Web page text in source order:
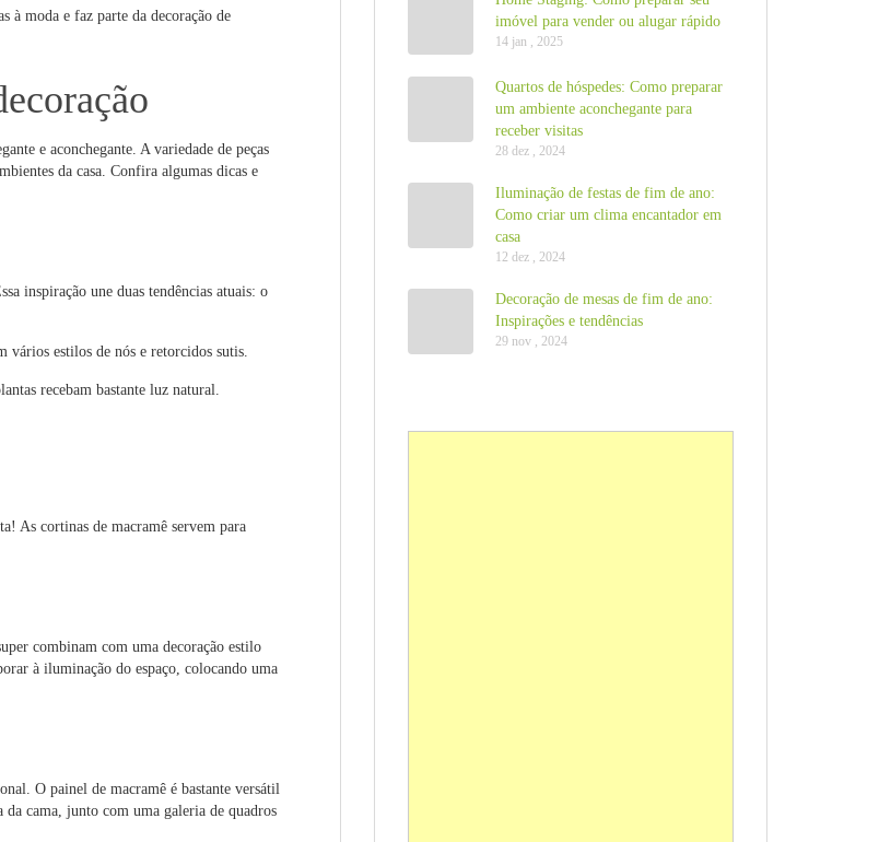
à moda e faz parte da decoração de
e aconchegante. A variedade de peças
da casa. Confira algumas dicas e
inspiração une duas tendências atuais: o
vários estilos de nós e retorcidos sutis.
recebam bastante luz natural.
As cortinas de macramê servem para
combinam com uma decoração estilo
à iluminação do espaço, colocando uma
O painel de macramê é bastante versátil
da cama, junto com uma galeria de quadros
imóvel para vender ou alugar rápido
14 jan , 2025
Quartos de hóspedes: Como preparar
um ambiente aconchegante para
receber visitas
28 dez , 2024
Iluminação de festas de fim de ano:
Como criar um clima encantador em
casa
12 dez , 2024
Decoração de mesas de fim de ano:
Inspirações e tendências
29 nov , 2024